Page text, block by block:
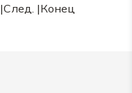
|След. |Конец